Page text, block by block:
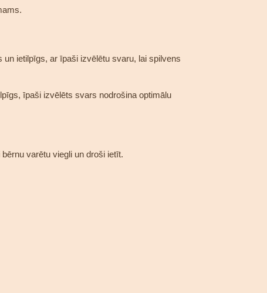
ietilpīgs, ar īpaši izvēlētu svaru, lai spilvens
īpaši izvēlēts svars nodrošina optimālu
varētu viegli un droši ietīt.